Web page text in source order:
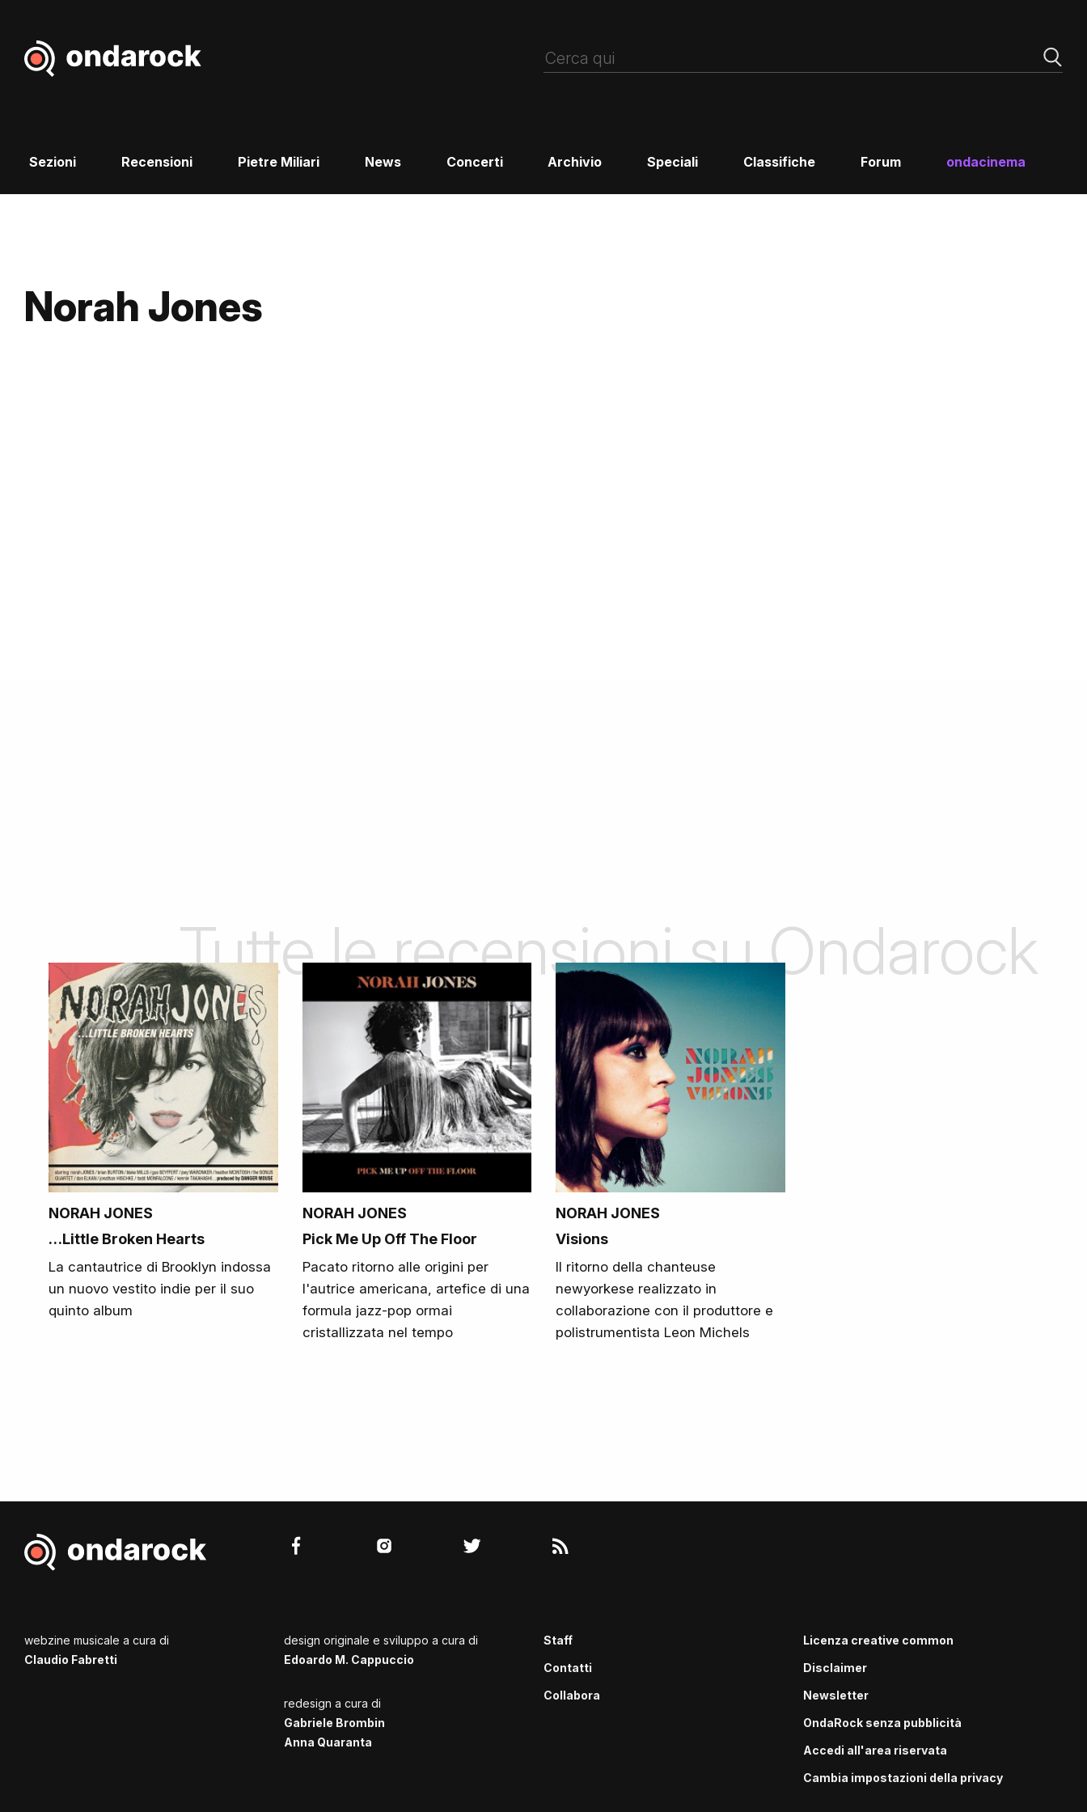
Sezioni Recensioni Pietre Miliari News Concerti Archivio Speciali Classifiche Forum ondacinema
Norah Jones
Tutte le recensioni su Ondarock
NORAH JONES
…Little Broken Hearts
La cantautrice di Brooklyn indossa
un nuovo vestito indie per il suo
quinto album
NORAH JONES
Pick Me Up Off The Floor
Pacato ritorno alle origini per
l'autrice americana, artefice di una
formula jazz-pop ormai
cristallizzata nel tempo
NORAH JONES
Visions
Il ritorno della chanteuse
newyorkese realizzato in
collaborazione con il produttore e
polistrumentista Leon Michels
webzine musicale a cura di
Claudio Fabretti
design originale e sviluppo a cura di
Edoardo M. Cappuccio
redesign a cura di
Gabriele Brombin
Anna Quaranta
Staff
Contatti
Collabora
Licenza creative common
Disclaimer
Newsletter
OndaRock senza pubblicità
Accedi all'area riservata
Cambia impostazioni della privacy